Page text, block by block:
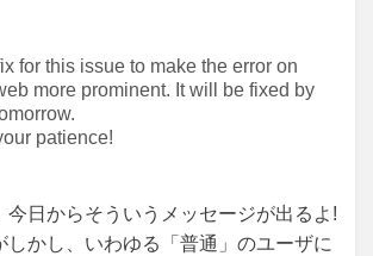
for this issue to make the error on
more prominent. It will be fixed by
patience!
今日からそういうメッセージが出るよ!
しかし、いわゆる「普通」のユーザに